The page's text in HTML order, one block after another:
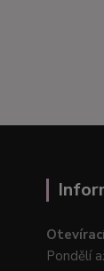
Pondělí